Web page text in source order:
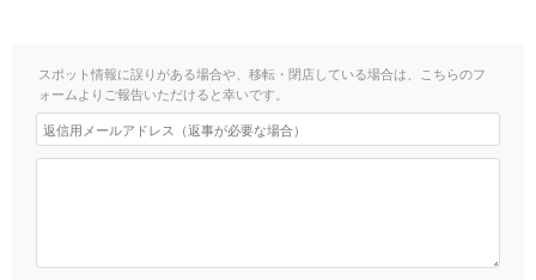
スポット情報に誤りがある場合や、移転・閉店している場合は、こちらのフ
ォームよりご報告いただけると幸いです。